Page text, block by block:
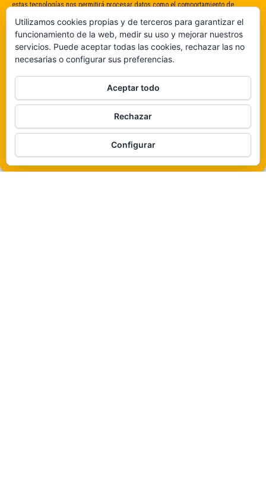
estas tecnologías nos permitirá procesar datos como el comportamiento de
consentimiento puede afectar negativamente a determinadas características y
funciones.
De ninguna manera
Veámos que hay aquí
Política de cookies
WordPress |Tema:
Utilizamos cookies propias y de terceros para garantizar el
funcionamiento de la web, medir su uso y mejorar nuestros
servicios. Puede aceptar todas las cookies, rechazar las no
necesarias o configurar sus preferencias.
Aceptar todo
Rechazar
Configurar